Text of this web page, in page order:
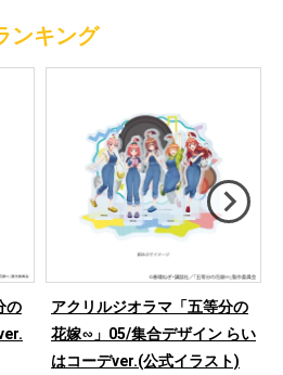
ンキング
の
アクリルジオラマ「五等分の
花嫁∽」05/集合デザイン らい
はコーデver.(公式イラスト)